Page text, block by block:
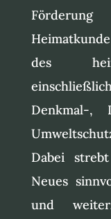
des
Denkmal-,
Dabei
Neues
und